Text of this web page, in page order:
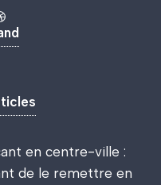
en centre-ville :
de le remettre en